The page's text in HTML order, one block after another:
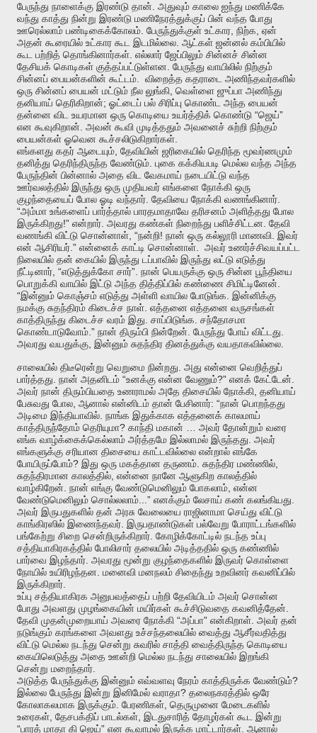
பேருந்து நாளைக்கு இரண்டு தான் அதுவும் காலை ஐந்து மணிக்கே
வந்து காத்து நின்று இரண்டு மணிநேரத்துக்குப் பின் வந்த போது
ஊரெல்லாம் பண்டிகைக்கோலம் பேருந்துக்குள் உட்கார நிற்க ஏன்
அதன் கூரையில் உட்கார கூட இடமில்லை ஆட்கள் ஜன்னல் கம்பியில்
கூட
பற்றித் தொங்கினார்கள் எல்லார் ஜேப்பிலும் சின்னச் சின்ன
தேசியக் கொடிகள் குத்தப்பட்டுள்ளன பேருந்து வாயிலில் நிற்கும்
சின்னப் பையன்களின் கூட்டம் விறைத்த கதராடை
அணிந்தவர்களில்
ஒரு சின்னப் பையன் மட்டும் நீல லுங்கி வெள்ளை ஜுப்பா அணிந்து
தனியாய் தெரிகிறான்; ஓட்டைப் பல் சிரிப்பு கொண்ட அந்த பையன்
தன்னை விட உயரமான ஒரு கொடியை உயர்த்திக் கொண்டு “ஜெய்”
என கூவுகிறான் அவன் கூவி முடித்ததும் அவனைச் சுற்றி நிற்கும்
பையன்கள் ஓவென கூச்சலிடுகிறார்கள்
எங்களது கதர் ஆடையும் தேவியின் ஜரிகையில் தெரிந்த மூவர்ணமும்
தனித்து தெரிந்திருந்த வேண்டும் புகை கக்கியபடி மெல்ல வந்த அந்த
பேருந்தின் பின்னால் அதை விட வேகமாய் நடையிட்டு வந்த
ஊர்வலத்தில் இருந்து ஒரு முதியவர் எங்களை நோக்கி ஒரு
குழந்தையைப் போல ஓடி வந்தார் தேவியை நோக்கி வணங்கினார்
“அம்மா உங்களைப் பார்த்தால் பாரதமாதாவே தரிசனம் அளித்தது போல
இருக்கிறது!” என்றார் அவரது கண்கள் நிறைந்து பளிச்சிட்டன தேவி
வணங்கி விட்டு சொன்னாள் , “நன்றி! நான் ஒரு கல்லூரி மாணவி இவர்
என் ஆசிரியர் .” என்னைக் காட்டி சொன்னாள் அவர் உணர்ச்சிவயப்பட்ட
நிலையில் தன் கையில் இருந்து டப்பாவில் இருந்து லட்டு எடுத்து
நீட்டினார் , “எடுத்துக்கோ சார்”. நான் பெயருக்கு ஒரு சின்ன பூந்தியை
பொறுக்கி வாயில் இட்டு அந்த தித்திப்பில் கண்ணை சிமிட்டினேன்
“இன்னும் கொஞ்சம் எடுத்து அள்ளி வாயில போடுங்க இன்னிக்கு
நமக்கு சுதந்திரம் கிடைச்ச நாள் எத்தனை எத்தனை வருசங்கள்
காத்திருந்து கிடைச்ச வரம் இது சாப்பிடுங்க சந்தோசமா
கொண்டாடுவோம் .” நான் திரும்பி நின்றேன் பேருந்து போய் விட்டது
அவரது வயதுக்கு இன்னும் சுதந்திர தினத்துக்கு வயதாகவில்லை
சாலையில் திடீரென்று வெறுமை நின்றது அது என்னை வெறித்துப்
பார்த்தது நான் அதனிடம் “உனக்கு என்ன வேணும்?” எனக் கேட்டேன்
அவர் நான் திரும்பியதை உணராமல் அதே திசையில் நோக்கி தனியாய்
பேசுவது போல ஆனால் என்னிடம் தான் பேசினார்: “நான் பொறந்தது
அடிமை இந்தியாவில் நாங்க இதுக்காக எத்தனைக் காலமாய்
காத்திருந்தோம் தெரியுமா? காந்தி மகான் அவர் தோன்றும் வரை
எங்க வாழ்க்கைக்கெல்லாம் அர்த்தமே இல்லாமல் இருந்தது அவர்
எங்களுக்கு சரியான திசையை காட்டவில்லை என்றால் எங்கே
போயிருப்போம்? இது ஒரு மகத்தான தருணம் சுதந்திர மண்ணில்
சுதந்திரமான காலத்தில் என்னை நானே ஆளுகிற காலத்தில்
வாழ்கிறேன் நான் எங்கு வேண்டுமெனிலும் போகலாம் என்ன
வேண்டுமெனிலும் சொல்லலாம் ...” எனக்கும் லேசாய் கண் கலங்கியது
அவர் இருபதுகளில் தன் அரசு வேலையை ராஜினாமா செய்து விட்டு
காங்கிரஸில் இணைந்தவர் இருபதாண்டுகள் பல்வேறு போராட்டங்களில்
பங்கேற்று சிறை சென்றிருக்கிறார் கோழிக்கோட்டில் நடந்த உப்பு
சத்தியாகிரகத்தில் போலிசார் தலையில் அடித்ததில் ஒரு கண்ணில்
பார்வை இழந்தார் அவரது மூன்று குழந்தைகளில் இருவர் கொள்ளை
நோயில் உயிரிழந்தன மனைவி மனநலம் சிதைந்து உறவினர் கவனிப்பில்
இருக்கிறார்
உப்பு சத்தியாகிரக அனுபவத்தைப் பற்றி தேவியிடம் அவர் சொன்ன
போது அவளது முழங்கையின் மயிர்கள் கூச்சிடுவதை கவனித்தேன்
தேவி முதன்முறையாய் அவரை நோக்கி “அப்பா” என்கிறாள் அவர் தன்
நடுங்கும் கரங்களை அவளது உச்சந்தலையில் வைத்து ஆசீர்வதித்து
விட்டு மெல்ல நடந்து சென்று சுவரில் சாத்தி வைத்திருந்த கொடியை
கையிலெடுத்து அதை ஊன்றி மெல்ல நடந்து சாலையில் இறங்கி
சென்று மறைந்தார்
அடுத்த பேருந்துக்கு இன்னும் எவ்வளவு நேரம் காத்திருக்க வேண்டும்?
இல்லை பேருந்து இன்று இனிமேல் வராதா? தலைநகரத்தில் ஒரே
கோலாகலமாக இருக்கும் பேரணிகள் தெருமுனை மேடைகளில்
உரைகள் தேசபக்திப் பாடல்கள் இடதுசாரித் தோழர்கள் கூட இன்று
“பாரத் மாதா கி ஜெய்” என கூவாமல் இருக்க மாட்டார்கள் ஆனால்